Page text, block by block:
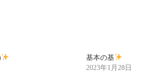
基本の基
2023年1月28日